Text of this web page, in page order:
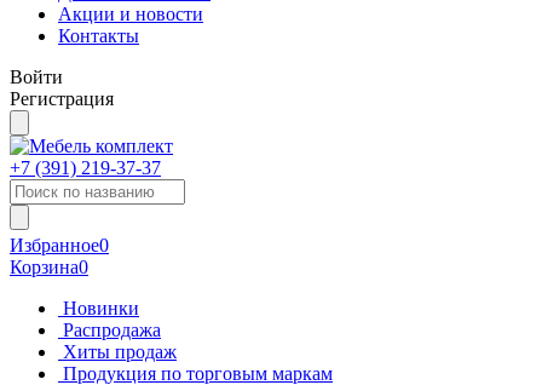
Акции и новости
Контакты
Войти
Регистрация
+7 (391) 219-37-37
Избранное0
Корзина0
Новинки
Распродажа
Хиты продаж
Продукция по торговым маркам